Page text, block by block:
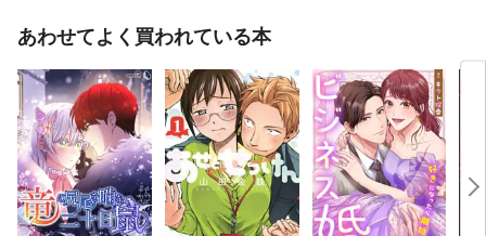
あわせてよく買われている本